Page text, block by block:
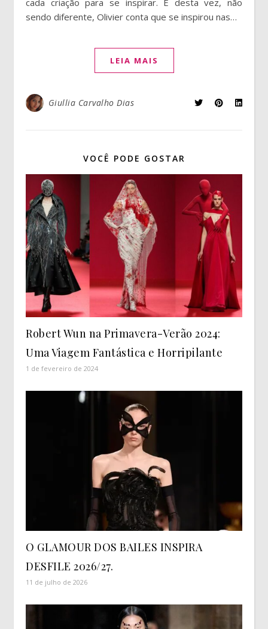
sendo diferente, Olivier conta que se inspirou nas…
LEIA MAIS
Giullia Carvalho Dias
VOCÊ PODE GOSTAR
Robert Wun na Primavera-Verão 2024:
Uma Viagem Fantástica e Horripilante
1 de fevereiro de 2024
O GLAMOUR DOS BAILES INSPIRA
DESFILE 2026/27.
11 de julho de 2026